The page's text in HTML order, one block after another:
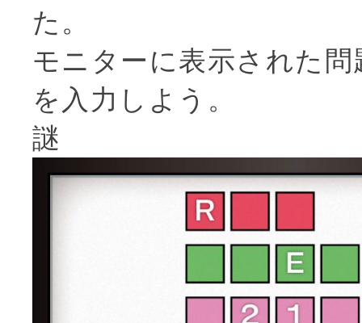
た。
モニターに表示された
を入力しよう。
謎